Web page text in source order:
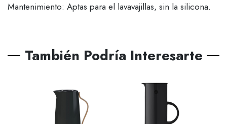
Mantenimiento: Aptas para el lavavajillas, sin la silicona.
También Podría Interesarte